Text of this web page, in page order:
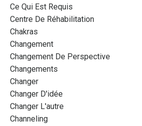
Ce Qui Est Requis
Centre De Réhabilitation
Chakras
Changement
Changement De Perspective
Changements
Changer
Changer D'idée
Changer L'autre
Channeling